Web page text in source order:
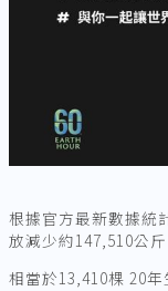
根據官方最新數據統
放減少約147,510公斤
相當於13,410棵 20